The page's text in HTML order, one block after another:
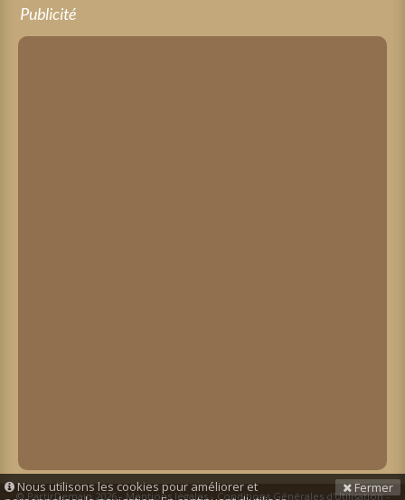
Fermer
Nous utilisons les cookies pour améliorer et
Publicité
© PartirDemain 2026 -Mentions légales-Conditions Générales d'Utilisation-